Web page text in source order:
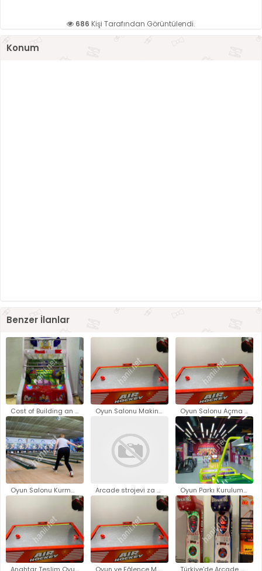
686 Kişi Tarafından Görüntülendi.
Konum
Benzer İlanlar
Cost of Building an Arcade.. Oyun Salonu Makineleri Fiyatla.. Oyun Salonu Açma Fiyatları - O..
Oyun Salonu Kurma Maliyeti.. Arcade strojevi za prodaju Zag.. Oyun Parkı Kurulum Fiyatları 2..